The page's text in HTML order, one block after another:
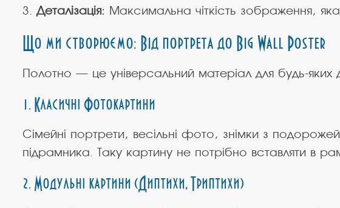
3.Деталізація: Максимальна чіткість зображення, яка
Що ми створюємо: Від портрета до Big Wall Poster
Полотно — це універсальний матеріал для будь-яких
1. Класичні Фотокартини
Сімейні портрети, весільні фото, знімки з
підрамника. Таку картину не потрібно вставляти в
2. Модульні картини (Диптихи, Триптихи)